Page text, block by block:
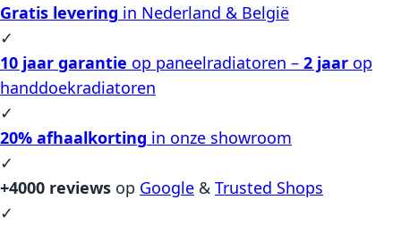
Gratis levering in Nederland & België
✓
10 jaar garantie op paneelradiatoren – 2 jaar op
handdoekradiatoren
✓
20% afhaalkorting in onze showroom
✓
+4000 reviews op Google & Trusted Shops
✓